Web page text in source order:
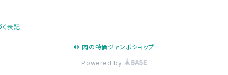
表記
© 肉の特価ジャンボショップ
Powered by